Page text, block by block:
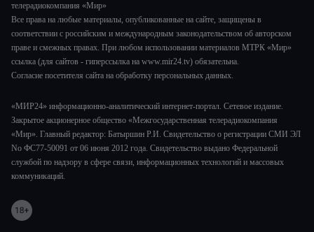
телерадиокомпания «Мир»
Все права на любые материалы, опубликованные на сайте, защищены в
соответствии с российским и международным законодательством об авторском
праве и смежных правах. При любом использовании материалов МТРК «Мир»
ссылка (для сайтов - гиперссылка на www.mir24.tv) обязательна.
Согласие посетителя сайта на обработку персональных данных.
«МИР24» информационно-аналитический интернет-портал. Сетевое издание.
Закрытое акционерное общество «Межгосударственная телерадиокомпания
«Мир». Главный редактор: Батыршин Р.И. Свидетельство о регистрации СМИ ЭЛ
No ФС77-50091 от 06 июня 2012 года. Свидетельство выдано Федеральной
службой по надзору в сфере связи, информационных технологий и массовых
коммуникаций.